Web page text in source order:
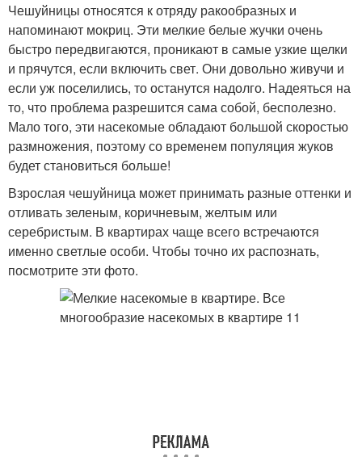
Чешуйницы относятся к отряду ракообразных и
напоминают мокриц. Эти мелкие белые жучки очень
быстро передвигаются, проникают в самые узкие щелки
и прячутся, если включить свет. Они довольно живучи и
если уж поселились, то останутся надолго. Надеяться на
то, что проблема разрешится сама собой, бесполезно.
Мало того, эти насекомые обладают большой скоростью
размножения, поэтому со временем популяция жуков
будет становиться больше!
Взрослая чешуйница может принимать разные оттенки и
отливать зеленым, коричневым, желтым или
серебристым. В квартирах чаще всего встречаются
именно светлые особи. Чтобы точно их распознать,
посмотрите эти фото.